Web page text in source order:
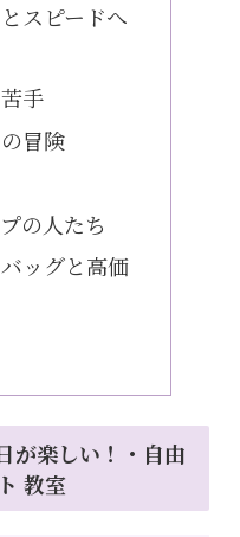
スピードへ
手
冒険
の人たち
ッグと高価
が楽しい！・自由
教室